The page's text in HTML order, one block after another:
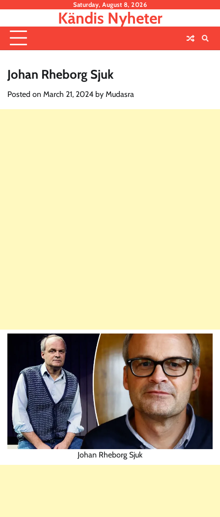
content
Saturday, August 8, 2026
Kändis Nyheter
Johan Rheborg Sjuk
Posted on March 21, 2024 by Mudasra
Johan Rheborg Sjuk